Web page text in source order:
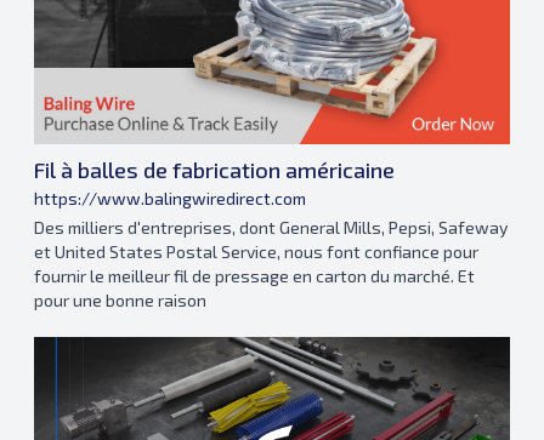
Fil à balles de fabrication américaine
https://www.balingwiredirect.com
Des milliers d'entreprises, dont General Mills, Pepsi, Safeway
et United States Postal Service, nous font confiance pour
fournir le meilleur fil de pressage en carton du marché. Et
pour une bonne raison